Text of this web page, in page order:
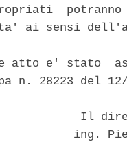
ai sensi
atto e' stato
n. 28223 del
Il
ing.